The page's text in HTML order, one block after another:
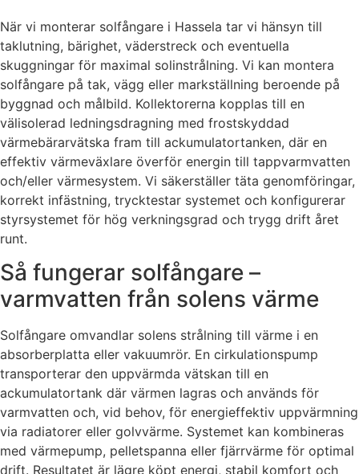
När vi monterar solfångare i Hassela tar vi hänsyn till
taklutning, bärighet, väderstreck och eventuella
skuggningar för maximal solinstrålning. Vi kan montera
solfångare på tak, vägg eller markställning beroende på
byggnad och målbild. Kollektorerna kopplas till en
välisolerad ledningsdragning med frostskyddad
värmebärarvätska fram till ackumulatortanken, där en
effektiv värmeväxlare överför energin till tappvarmvatten
och/eller värmesystem. Vi säkerställer täta genomföringar,
korrekt infästning, trycktestar systemet och konfigurerar
styrsystemet för hög verkningsgrad och trygg drift året
runt.
Så fungerar solfångare –
varmvatten från solens värme
Solfångare omvandlar solens strålning till värme i en
absorberplatta eller vakuumrör. En cirkulationspump
transporterar den uppvärmda vätskan till en
ackumulatortank där värmen lagras och används för
varmvatten och, vid behov, för energieffektiv uppvärmning
via radiatorer eller golvvärme. Systemet kan kombineras
med värmepump, pelletspanna eller fjärrvärme för optimal
drift. Resultatet är lägre köpt energi, stabil komfort och